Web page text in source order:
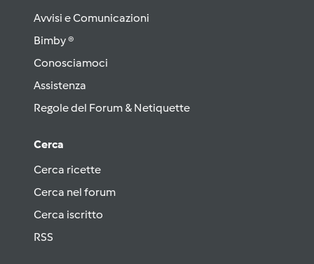
Avvisi e Comunicazioni
Bimby ®
Conosciamoci
Assistenza
Regole del Forum & Netiquette
Cerca
Cerca ricette
Cerca nel forum
Cerca iscritto
RSS